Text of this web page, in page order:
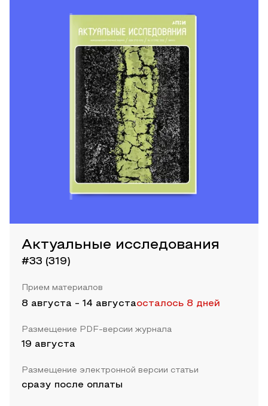
Актуальные исследования
#33 (319)
Прием материалов
8 августа - 14 августаосталось 8 дней
Размещение PDF-версии журнала
19 августа
Размещение электронной версии статьи
сразу после оплаты